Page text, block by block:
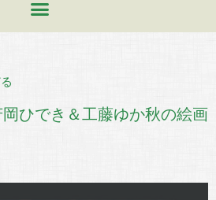
ひでき＆工藤ゆか秋の絵画